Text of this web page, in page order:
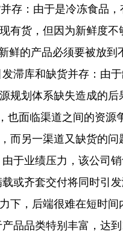
存：由于是冷冻食品
有货，但因为新鲜度
鲜的产品必须要被放到
滞库和缺货并存：由
规划体系缺失造成的
也面临渠道之间的资源
而另一渠道又缺货的
于业绩压力，该公司
或齐套交付将同时引
下，后端很难在短时
品品类特别丰富，达